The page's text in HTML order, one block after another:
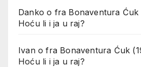
Danko o fra Bonaventura Ćuk
Hoću li i ja u raj?
Ivanofra Bonaventura Ćuk
Hoću li i ja u raj?